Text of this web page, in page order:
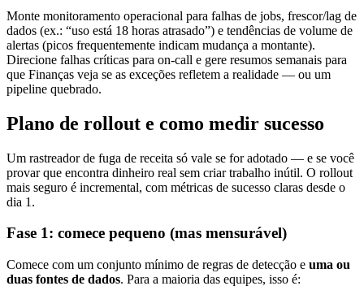
Monte monitoramento operacional para falhas de jobs, frescor/lag de
dados (ex.: “uso está 18 horas atrasado”) e tendências de volume de
alertas (picos frequentemente indicam mudança a montante).
Direcione falhas críticas para on-call e gere resumos semanais para
que Finanças veja se as exceções refletem a realidade — ou um
pipeline quebrado.
Plano de rollout e como medir sucesso
Um rastreador de fuga de receita só vale se for adotado — e se você
provar que encontra dinheiro real sem criar trabalho inútil. O rollout
mais seguro é incremental, com métricas de sucesso claras desde o
dia 1.
Fase 1: comece pequeno (mas mensurável)
Comece com um conjunto mínimo de regras de detecção e uma ou
duas fontes de dados. Para a maioria das equipes, isso é: